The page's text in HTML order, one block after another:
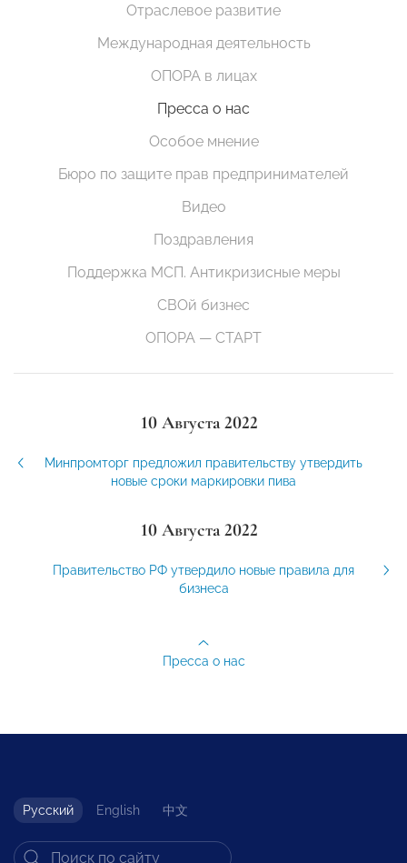
Отраслевое развитие
Международная деятельность
ОПОРА в лицах
Пресса о нас
Особое мнение
Бюро по защите прав предпринимателей
Видео
Поздравления
Поддержка МСП. Антикризисные меры
СВОй бизнес
ОПОРА — СТАРТ
10 Августа 2022
Минпромторг предложил правительству утвердить
новые сроки маркировки пива
10 Августа 2022
Правительство РФ утвердило новые правила для
бизнеса
Пресса о нас
Русский English 中文